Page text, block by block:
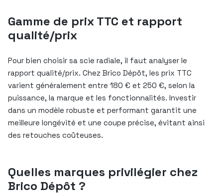
Gamme de prix TTC et rapport
qualité/prix
Pour bien choisir sa scie radiale, il faut analyser le
rapport qualité/prix. Chez Brico Dépôt, les prix TTC
varient généralement entre 180 € et 250 €, selon la
puissance, la marque et les fonctionnalités. Investir
dans un modèle robuste et performant garantit une
meilleure longévité et une coupe précise, évitant ainsi
des retouches coûteuses.
Quelles marques privilégier chez
Brico Dépôt ?